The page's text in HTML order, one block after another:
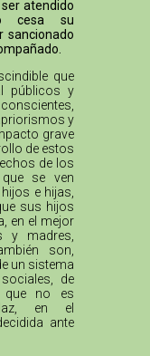
atendido
cesa su
sancionado
que
públicos y
y
grave
de estos
de los
se ven
e hijas,
sus hijos
en el mejor
y madres,
son,
un sistema
de
que no es
en el
ante